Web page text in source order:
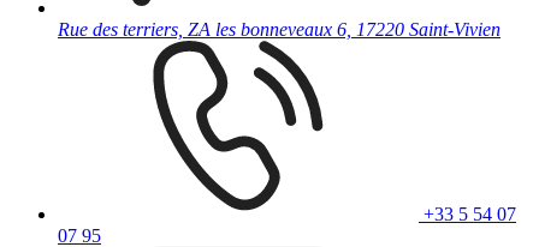
Rue des terriers, ZA les bonneveaux 6, 17220 Saint-Vivien
+33 5 54 07
07 95